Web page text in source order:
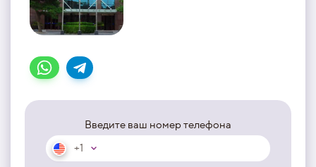
Введите ваш номер телефона
+1